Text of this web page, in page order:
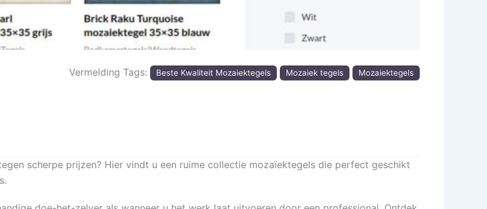
Vermelding Tags: Beste Kwaliteit Mozaiektegels Mozaiek tegels Mozaiektegels
scherpe prijzen? Hier vindt u een ruime collectie mozaïektegels die perfect geschikt